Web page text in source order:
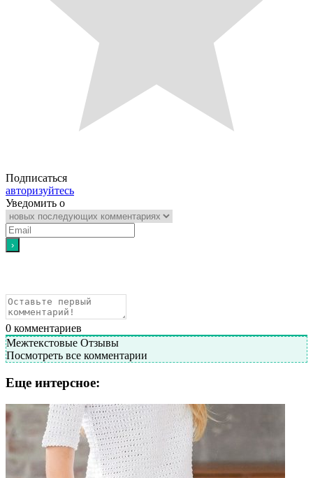
Подписаться
авторизуйтесь
Уведомить о
0 комментариев
Межтекстовые Отзывы
Посмотреть все комментарии
Еще интерсное: